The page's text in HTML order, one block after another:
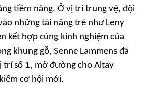
tiềm năng. Ở vị trí trung vệ, đội
những tài năng trẻ như Leny
kết hợp cùng kinh nghiệm của
khung gỗ, Senne Lammens đã
trí số 1, mở đường cho Altay
cơ hội mới.